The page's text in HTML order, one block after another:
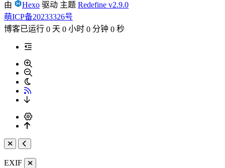
由
Hexo 驱动 主题 Redefine v2.9.0
萌ICP备20233326号
博客已运行 0 天 0 小时 0 分钟 0 秒
EXIF